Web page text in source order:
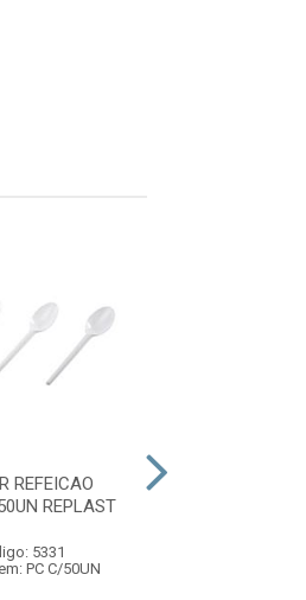
REFEICAO
REPLAST
5331
PC C/50UN